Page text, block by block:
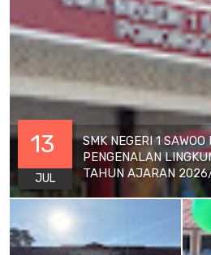
SMK NEGERI 1
PENGENALAN
TAHUN AJARAN
13
JUL